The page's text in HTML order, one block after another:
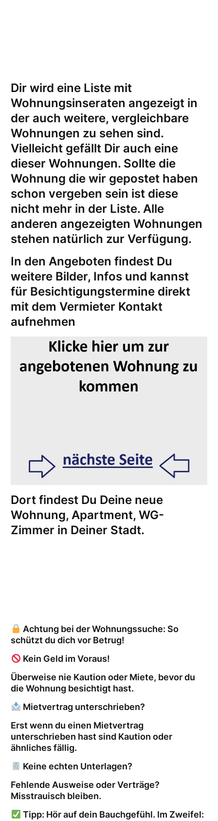
Dir wird eine Liste mit
Wohnungsinseraten angezeigt in
der auch weitere, vergleichbare
Wohnungen zu sehen sind.
Vielleicht gefällt Dir auch eine
dieser Wohnungen. Sollte die
Wohnung die wir gepostet haben
schon vergeben sein ist diese
nicht mehr in der Liste. Alle
anderen angezeigten Wohnungen
stehen natürlich zur Verfügung.
In den Angeboten findest Du
weitere Bilder, Infos und kannst
für Besichtigungstermine direkt
mit dem Vermieter Kontakt
aufnehmen
Dort findest Du Deine neue
Wohnung, Apartment, WG-
Zimmer in Deiner Stadt.
Achtung bei der Wohnungssuche: So
schützt du dich vor Betrug!
Kein Geld im Voraus!
Überweise nie Kaution oder Miete, bevor du
die Wohnung besichtigt hast.
Mietvertrag unterschrieben?
Erst wenn du einen Mietvertrag
unterschrieben hast sind Kaution oder
ähnliches fällig.
Keine echten Unterlagen?
Fehlende Ausweise oder Verträge?
Misstrauisch bleiben.
Tipp: Hör auf dein Bauchgefühl. Im Zweifel: